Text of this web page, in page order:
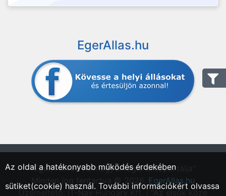
EgerAllas.hu
"Eger, Heves vármegyei régió állásportálja"
Minden jog fentartva © 2026. EgerAllas.hu
Üzemeltető: IT-Nav Hungary Kft. | "Az elsők közé
Az oldal a hatékonyabb működés érdekében
sütiket(cookie) használ. További információkért olvassa